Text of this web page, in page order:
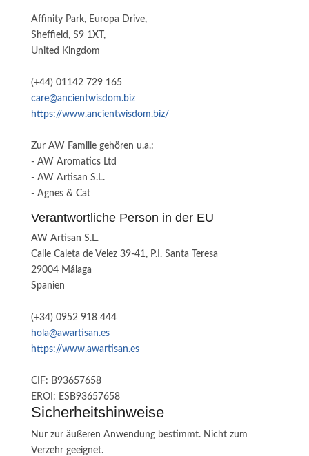
Affinity Park, Europa Drive,
Sheffield, S9 1XT,
United Kingdom
(+44) 01142 729 165
care@ancientwisdom.biz
https://www.ancientwisdom.biz/
Zur AW Familie gehören u.a.:
- AW Aromatics Ltd
- AW Artisan S.L.
- Agnes & Cat
Verantwortliche Person in der EU
AW Artisan S.L.
Calle Caleta de Velez 39-41, P.I. Santa Teresa
29004 Málaga
Spanien
(+34) 0952 918 444
hola@awartisan.es
https://www.awartisan.es
CIF: B93657658
EROI: ESB93657658
Sicherheitshinweise
Nur zur äußeren Anwendung bestimmt. Nicht zum
Verzehr geeignet.